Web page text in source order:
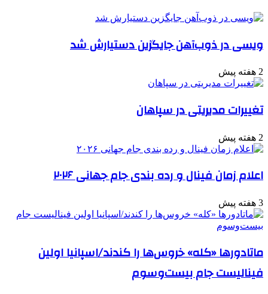
ویسی در ذوب‌آهن جایگزین دستیارش شد
2 هفته پیش
تغییرات مدیریتی در سپاهان
2 هفته پیش
اعلام زمان فینال و رده بندی جام جهانی ۲۰۲۶
3 هفته پیش
ماتادورها «کله» خروس‌ها را کندند/اسپانیا اولین
فینالیست جام بیست‌وسوم